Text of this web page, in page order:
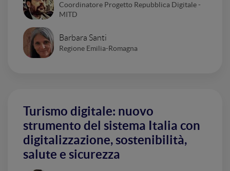
Coordinatore Progetto Repubblica Digitale -
MITD
Barbara Santi
Regione Emilia-Romagna
Turismo digitale: nuovo
strumento del sistema Italia con
digitalizzazione, sostenibilità,
salute e sicurezza